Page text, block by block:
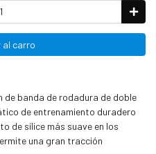
al carro
de banda de rodadura de doble
de entrenamiento duradero
de sílice más suave en los
una gran tracción